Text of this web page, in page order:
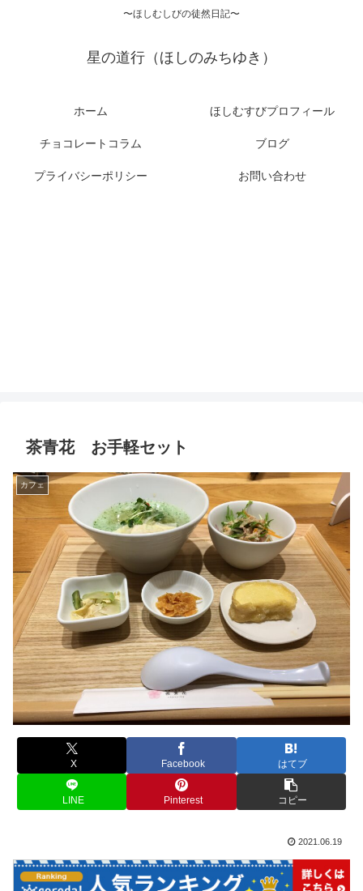
〜ほしむしびの徒然日記〜
星の道行（ほしのみちゆき）
ホーム ほしむすびプロフィール
チョコレートコラム ブログ
プライバシーポリシー お問い合わせ
茶青花 お手軽セット
カフェ
X Facebook はてブ
LINE Pinterest コピー
2021.06.19